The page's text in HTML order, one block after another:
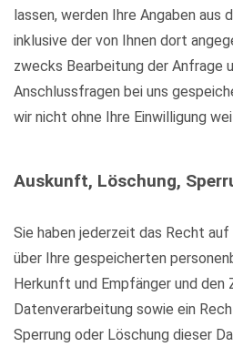
lassen, werden Ihre Angaben aus
inklusive der von Ihnen dort
zwecks Bearbeitung der Anfrage
Anschlussfragen bei uns
wir nicht ohne Ihre Einwilligung
Auskunft, Löschung,
Sie haben jederzeit das Recht
über Ihre gespeicherten
Herkunft und Empfänger und den
Datenverarbeitung sowie ein
Sperrung oder Löschung dieser